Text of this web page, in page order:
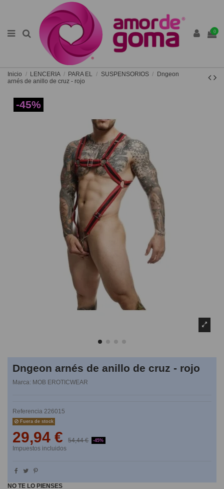
0
Inicio LENCERIA PARA EL SUSPENSORIOS
Dngeon
arnés de anillo de cruz - rojo
-45%
Dngeon arnés de anillo de cruz - rojo
Marca: MOB EROTICWEAR
Referencia 226015
Fuera de stock
29,94 € 54,44 € -45%
Impuestos incluidos
NO TE LO PIENSES